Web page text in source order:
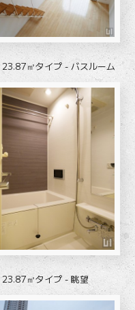
㎡タイプ - バスルーム
㎡タイプ - 眺望